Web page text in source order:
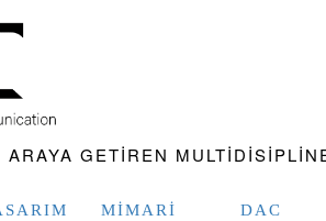
GETIREN
MIMARI
DAC